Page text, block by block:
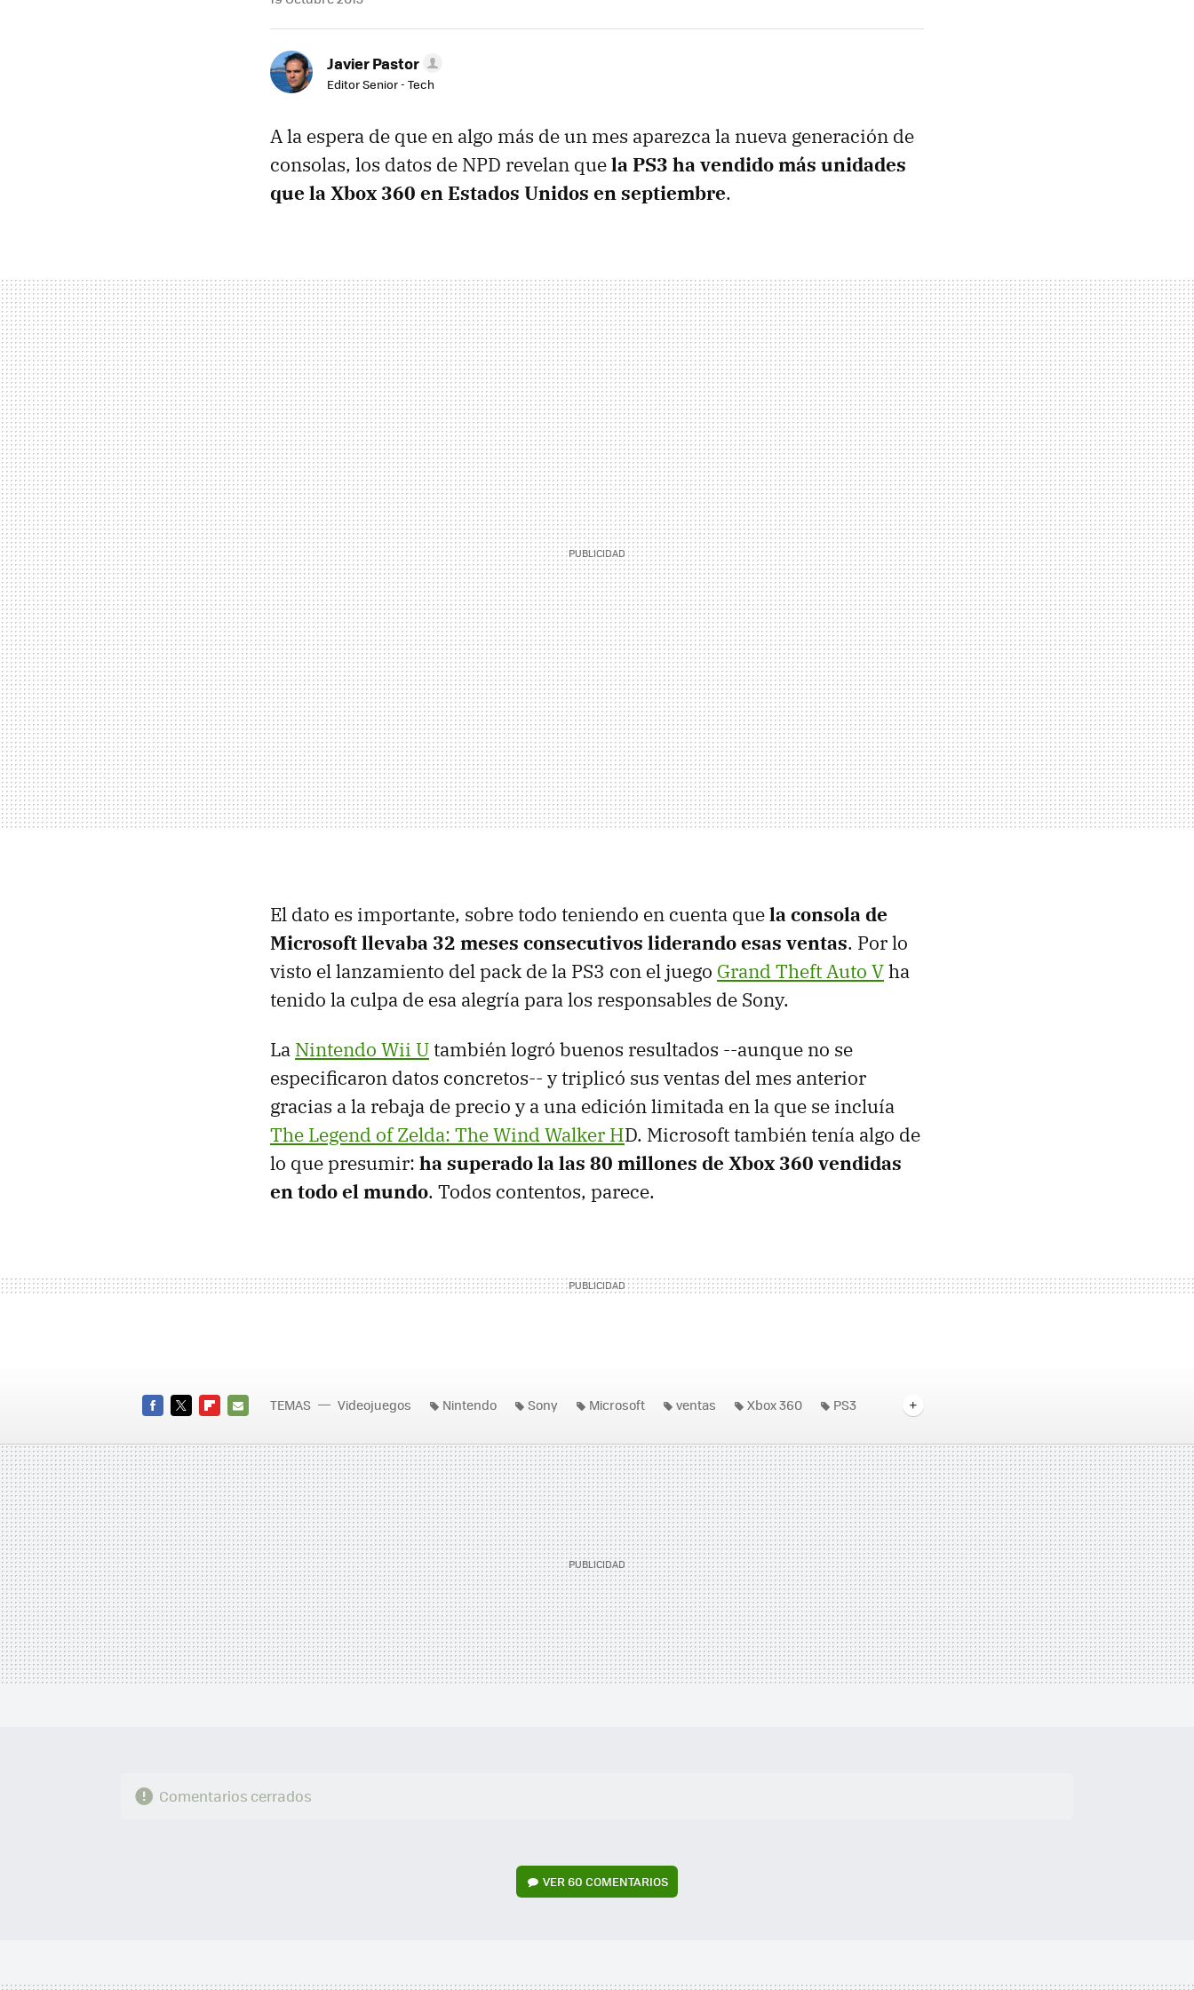
Javier Pastor
Editor Senior - Tech
A la espera de que en algo más de un mes aparezca la nueva generación de
consolas, los datos de NPD revelan quela PS3 ha vendido más unidades
que la Xbox 360 en Estados Unidos en septiembre.
El dato es importante, sobre todo teniendo en cuenta quela consola de
Microsoft llevaba 32 meses consecutivos liderando esas ventas. Por lo
visto el lanzamiento del pack de la PS3 con el juego Grand Theft Auto Vha
tenido la culpa de esa alegría para los responsables de Sony.
La Nintendo Wii U también logró buenos resultados --aunque no se
especificaron datos concretos-- y triplicó sus ventas del mes anterior
gracias a la rebaja de precio y a una edición limitada en la que se incluía
The Legend of Zelda: The Wind Walker HD. Microsoft también tenía algo de
lo que presumir: ha superado la las 80 millones de Xbox 360 vendidas
en todo el mundo. Todos contentos, parece.
MAIL
TEMAS Videojuegos Nintendo Sony Microsoft ventas Xbox 360
PS3
Comentarios cerrados
VER60 COMENTARIOS